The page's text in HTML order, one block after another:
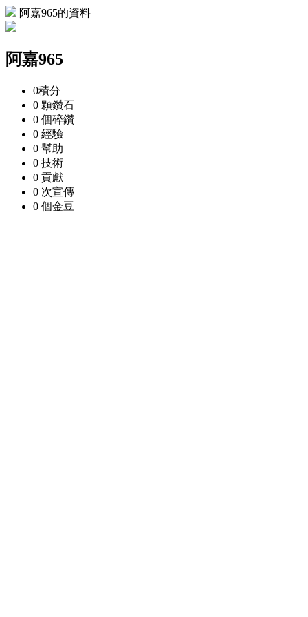
阿嘉965的資料
阿嘉965
0積分
0 顆鑽石
0 個碎鑽
0 經驗
0 幫助
0 技術
0 貢獻
0 次宣傳
0 個金豆